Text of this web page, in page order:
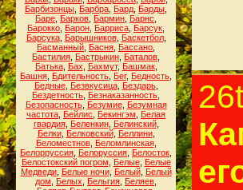
Барбизонцы Барбра Бард Барды
Баре Барков Бармин Барнс
Барокко Барон Барриса Барсук
Барсука, Барышников, Баскетбол,
Басманный Басня Бассано
Бастилия Бастрыкин Баталов
Батька, Бах Бахмут, Башмак,
Башня Бдительность Бег, Бедность
Бедные, Безвкусица, Бездарь,
Бездетность Безнаказанность
Безопасность, Безумие, Безумная
частота Бейлис Бекингэм
Белая
гвардия, Беленкин, Белинский,
Белки, Белковский, Беллини,
Беломестнов, Беломлинская,
Белорруссия Белоруссия Белосток
Белостокский погром
Белые, Белые
Медведи, Белые ночи, Белый, Белый
дом
Белых Бельгия Беляев